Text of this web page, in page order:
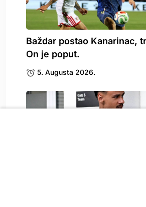
Baždar postao Kanarinac,
On je poput.
5. Augusta 2026.